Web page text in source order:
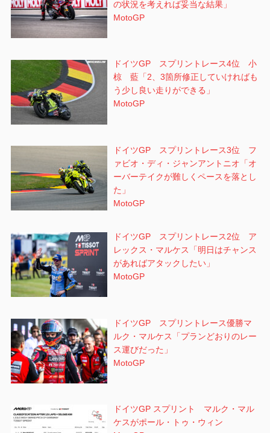
の状況を考えれば妥当な結果」
MotoGP
ドイツGP スプリントレース4位 小
椋 藍「2、3箇所修正していければも
う少し良い走りができる」
MotoGP
ドイツGP スプリントレース3位 フ
ァビオ・ディ・ジャンアントニオ「オ
ーバーテイクが難しくペースを落とし
た」
MotoGP
ドイツGP スプリントレース2位 ア
レックス・マルケス「明日はチャンス
があればアタックしたい」
MotoGP
ドイツGP スプリントレース優勝マ
ルク・マルケス「プランどおりのレー
ス運びだった」
MotoGP
ドイツGP スプリント マルク・マル
ケスがポール・トゥ・ウィン